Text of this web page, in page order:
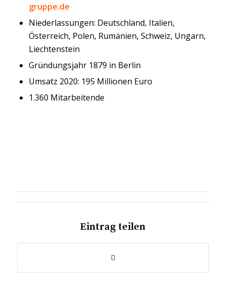
gruppe.de
Niederlassungen: Deutschland, Italien,
Österreich, Polen, Rumänien, Schweiz, Ungarn,
Liechtenstein
Gründungsjahr 1879 in Berlin
Umsatz 2020: 195 Millionen Euro
1.360 Mitarbeitende
Eintrag teilen